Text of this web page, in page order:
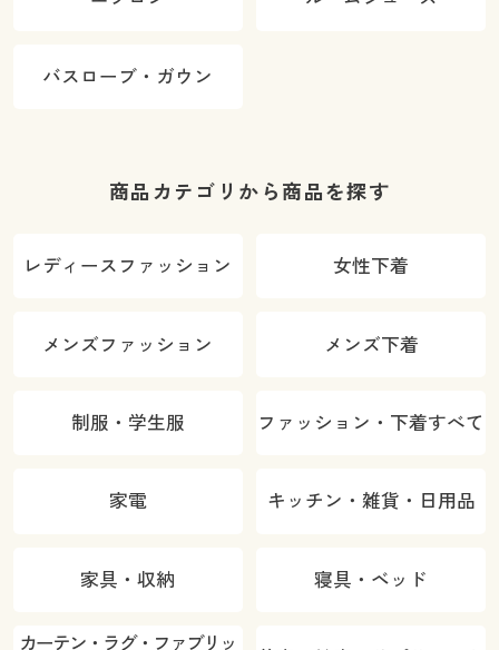
バスローブ・ガウン
商品カテゴリから商品を探す
レディースファッション 女性下着
メンズファッション メンズ下着
制服・学生服 ファッション・下着すべて
家電 キッチン・雑貨・日用品
家具・収納 寝具・ベッド
カーテン・ラグ・ファブリッ